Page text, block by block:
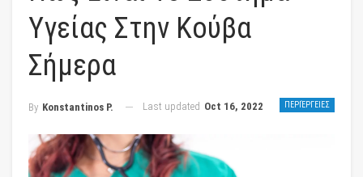
Υγείας Στην Κούβα
Σήμερα
ΠΕΡΙΈΡΓΕΙΕΣ
By Konstantinos P. Last updated Oct 16, 2022